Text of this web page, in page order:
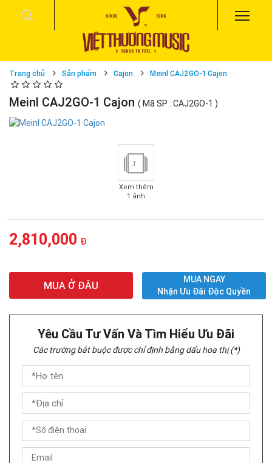
Trang chủ Sản phẩm Cajon Meinl CAJ2GO-1 Cajon
Meinl CAJ2GO-1 Cajon ( Mã SP : CAJ2GO-1 )
1
Xem thêm
1 ảnh
2,810,000 Đ
MUA Ở ĐÂU
MUA NGAY
Nhận Ưu Đãi Độc Quyền
Yêu Cầu Tư Vấn Và Tìm Hiểu Ưu Đãi
Các trường bắt buộc được chỉ định bằng dấu hoa thị (*)